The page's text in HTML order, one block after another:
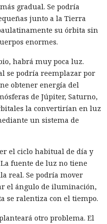
gradual. Se podría
junto a la Tierra
su órbita sin
enormes.
habrá muy poca luz.
se podría reemplazar por
obtener energía del
de Júpiter, Saturno,
la convertirían en luz
un sistema de
el ciclo habitual de día y
fuente de luz no tiene
real. Se podría mover
el ángulo de iluminación,
se ralentiza con el tiempo.
otro problema. El